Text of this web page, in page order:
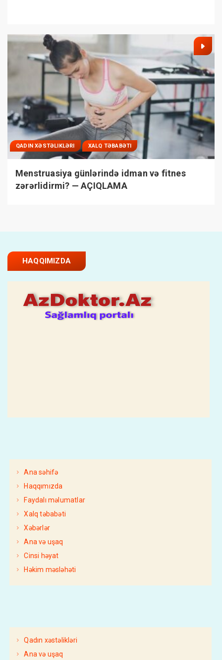
QADIN XƏSTƏLIKLƏRI XALQ TƏBABƏTI
Menstruasiya günlərində idman və fitnes
zərərlidirmi? — AÇIQLAMA
HAQQIMIZDA
Ana səhifə
Haqqımızda
Faydalı məlumatlar
Xalq təbabəti
Xəbərlər
Ana və uşaq
Cinsi həyat
Həkim məsləhəti
Qadın xəstəlikləri
Ana və uşaq